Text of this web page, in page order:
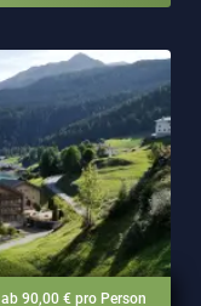
ab 90,00 € pro Person